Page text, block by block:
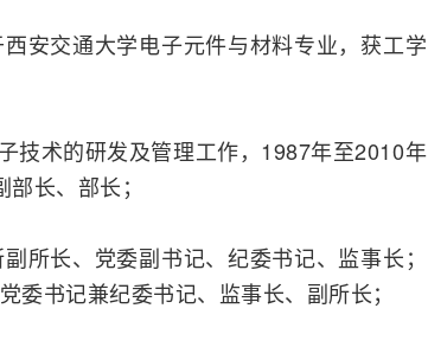
安交通大学电子元件与材料专业，获工学
技术的研发及管理工作，1987年至2010年
长、部长；
所长、党委副书记、纪委书记、监事长；
书记兼纪委书记、监事长、副所长；